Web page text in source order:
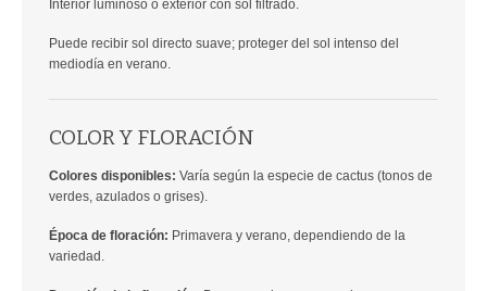
Interior luminoso o exterior con sol filtrado.
Puede recibir sol directo suave; proteger del sol intenso del
mediodía en verano.
COLOR Y FLORACIÓN
Colores disponibles: Varía según la especie de cactus (tonos de
verdes, azulados o grises).
Época de floración: Primavera y verano, dependiendo de la
variedad.